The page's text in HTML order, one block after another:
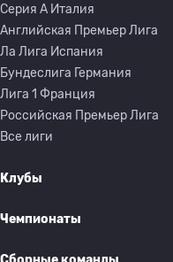
Серия A Италия
Английская Премьер Лига
Ла Лига Испания
Бундеслига Германия
Лига 1 Франция
Российская Премьер Лига
Все лиги
Клубы
Чемпионаты